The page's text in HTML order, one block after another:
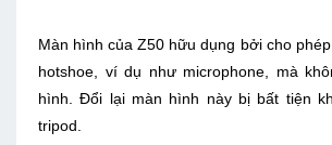
Màn hình của Z50 hữu dụng bởi cho
hotshoe, ví dụ như microphone, mà
hình. Đổi lại màn hình này bị bất tiện
tripod.